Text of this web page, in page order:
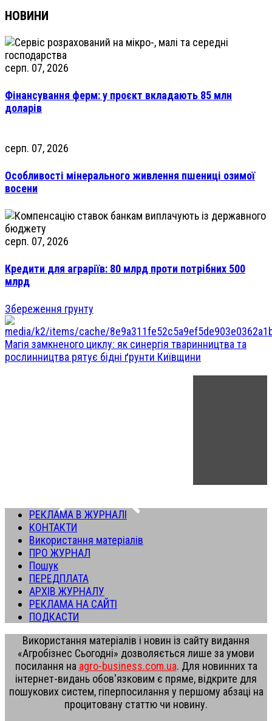
НОВИНИ
серп. 07, 2026
Фінансування ферм: у проєкт вкладають 85 млн
доларів
серп. 07, 2026
Особливості мінерального живлення пшениці озимої
восени
серп. 07, 2026
Кредити для аграріїв: 80 млрд проти потрібних 500
млрд
Збереження грунту
Магія замкненого циклу: як синергія тваринництва та
рослинництва рятує бідні ґрунти Київщини
РЕКЛАМА В ЖУРНАЛІ
КОНТАКТИ
Використання матеріалів
ПРО ЖУРНАЛ
Пошук
ПЕРЕДПЛАТА
АРХІВ ЖУРНАЛУ
РЕКЛАМА НА САЙТІ
ПОДКАСТИ
Використання матеріалів і новин із сайту видання
«Агробізнес Сьогодні» дозволяється лише за умови
посилання на agro-business.com.ua. Для новинних та
інтернет-видань обов'язковим є пряме, відкрите для
пошукових систем, гіперпосилання у першому абзаці на
процитовану статтю чи новину.